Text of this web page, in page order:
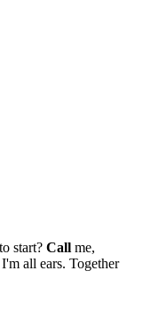
start? Call me,
I'm all ears. Together